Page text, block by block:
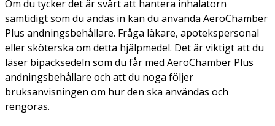
Om du tycker det är svårt att hantera inhalatorn
samtidigt som du andas in kan du använda AeroChamber
Plus andningsbehållare. Fråga läkare, apotekspersonal
eller sköterska om detta hjälpmedel. Det är viktigt att du
läser bipacksedeln som du får med AeroChamber Plus
andningsbehållare och att du noga följer
bruksanvisningen om hur den ska användas och
rengöras.